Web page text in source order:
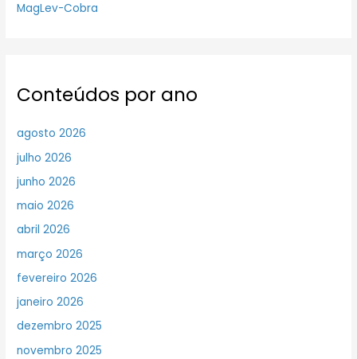
MagLev-Cobra
Conteúdos por ano
agosto 2026
julho 2026
junho 2026
maio 2026
abril 2026
março 2026
fevereiro 2026
janeiro 2026
dezembro 2025
novembro 2025